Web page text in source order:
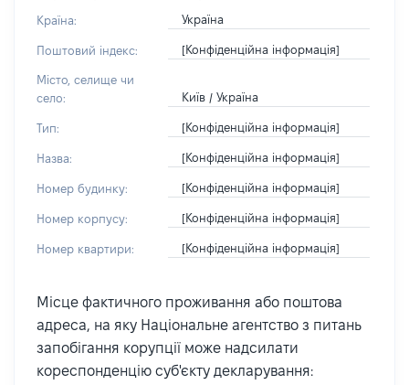
Країна: Україна
Поштовий індекс: [Конфіденційна інформація]
Місто, селище чи
село:
Київ / Україна
Тип: [Конфіденційна інформація]
Назва: [Конфіденційна інформація]
Номер будинку: [Конфіденційна інформація]
Номер корпусу: [Конфіденційна інформація]
Номер квартири: [Конфіденційна інформація]
Місце фактичного проживання або поштова
адреса, на яку Національне агентство з питань
запобігання корупції може надсилати
кореспонденцію суб'єкту декларування: